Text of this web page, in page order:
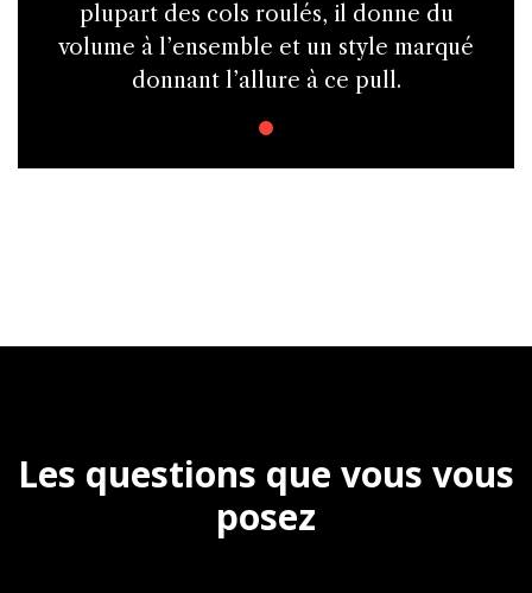
plupart des cols roulés, il donne du
volume à l’ensemble et un style marqué
donnant l’allure à ce pull.
Les questions que vous vous
posez